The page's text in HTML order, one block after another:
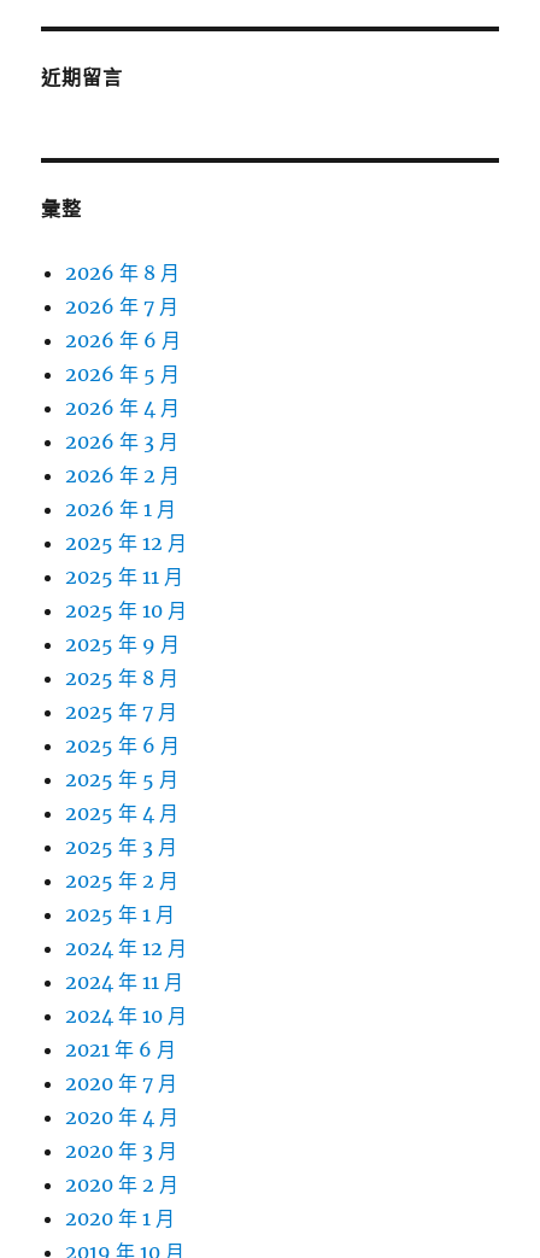
近期留言
彙整
2026 年 8 月
2026 年 7 月
2026 年 6 月
2026 年 5 月
2026 年 4 月
2026 年 3 月
2026 年 2 月
2026 年 1 月
2025 年 12 月
2025 年 11 月
2025 年 10 月
2025 年 9 月
2025 年 8 月
2025 年 7 月
2025 年 6 月
2025 年 5 月
2025 年 4 月
2025 年 3 月
2025 年 2 月
2025 年 1 月
2024 年 12 月
2024 年 11 月
2024 年 10 月
2021 年 6 月
2020 年 7 月
2020 年 4 月
2020 年 3 月
2020 年 2 月
2020 年 1 月
2019 年 10 月